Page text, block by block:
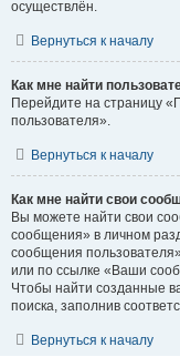
осуществлён.
Вернуться к началу
Как мне найти
Перейдите на страницу
пользователя».
Вернуться к началу
Как мне найти свои
Вы можете найти свои
сообщения» в личном
сообщения
или по ссылке «Ваши
Чтобы найти созданные
поиска, заполнив
Вернуться к началу